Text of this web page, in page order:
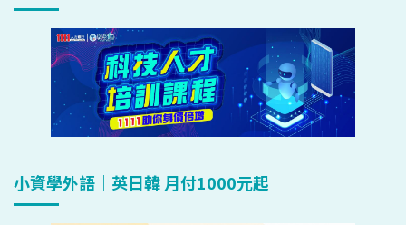
小資學外語｜英日韓 月付1000元起